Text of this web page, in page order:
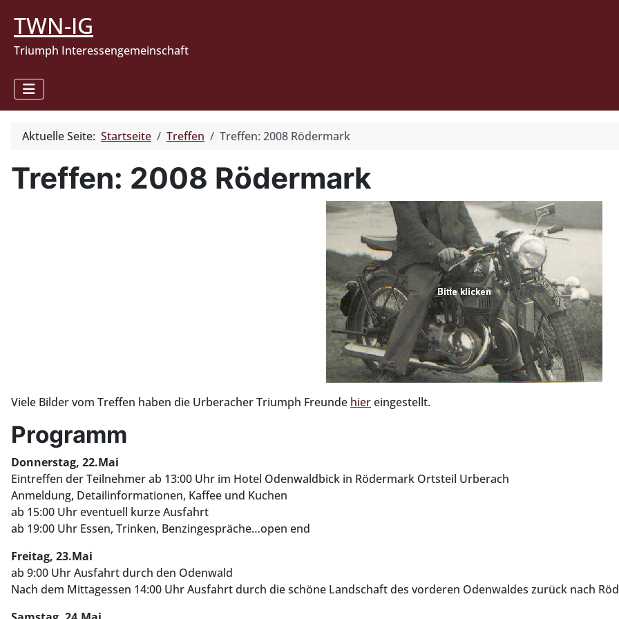
TWN-IG
Triumph Interessengemeinschaft
Aktuelle Seite: Startseite Treffen Treffen: 2008 Rödermark
Treffen: 2008 Rödermark
Viele Bilder vom Treffen haben die Urberacher Triumph Freunde hiereingestellt.
Programm
Donnerstag, 22.Mai
Eintreffen der Teilnehmer ab 13:00 Uhr im Hotel Odenwaldbick in Rödermark Ortsteil Urberach
Anmeldung, Detailinformationen, Kaffee und Kuchen
ab 15:00 Uhr eventuell kurze Ausfahrt
ab 19:00 Uhr Essen, Trinken, Benzingespräche…open end
Freitag, 23.Mai
ab 9:00 Uhr Ausfahrt durch den Odenwald
Nach dem Mittagessen 14:00 Uhr Ausfahrt durch die schöne Landschaft des vorderen Odenwaldes zurück nach